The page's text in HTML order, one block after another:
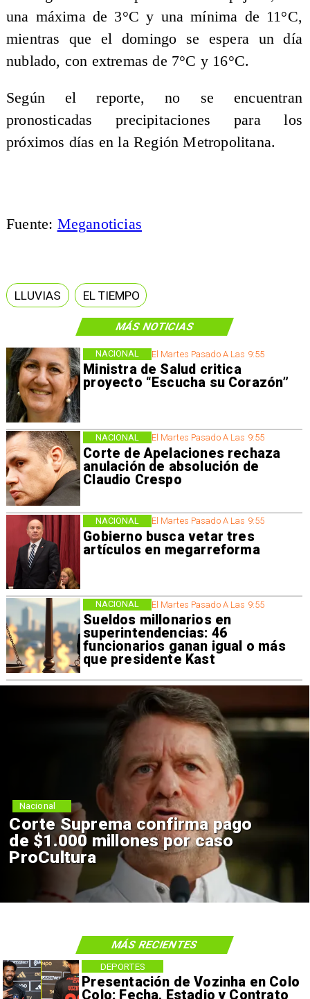
MÁS NOTICIAS
El Martes Pasado A Las 9:55
Ministra de Salud critica
proyecto “Escucha su Corazón”
NACIONAL
El Martes Pasado A Las 9:55
Corte de Apelaciones rechaza
anulación de absolución de
Claudio Crespo
NACIONAL
El Martes Pasado A Las 9:55
Gobierno busca vetar tres
artículos en megarreforma
NACIONAL
El Martes Pasado A Las 9:55
Sueldos millonarios en
superintendencias: 46
funcionarios ganan igual o más
que presidente Kast
NACIONAL
una máxima de 3°C y una mínima de 11°C,
mientras que el domingo se espera un día
nublado, con extremas de 7°C y 16°C.
Según el reporte, no se encuentran
pronosticadas precipitaciones para los
próximos días en la Región Metropolitana.
Fuente: Meganoticias
LLUVIAS EL TIEMPO
Corte Suprema confirma pago
de $1.000 millones por caso
ProCultura
Nacional
Presentación de Vozinha en Colo
Colo: Fecha, Estadio y Contrato
DEPORTES
MÁS RECIENTES